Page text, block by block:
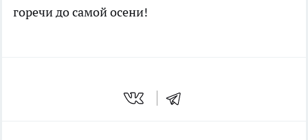
горечи до самой осени!